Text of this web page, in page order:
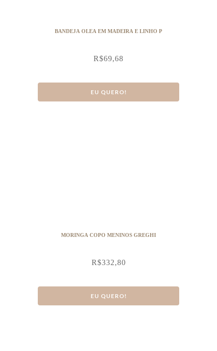
BANDEJA OLEA EM MADEIRA E LINHO P
R$69,68
EU QUERO!
MORINGA COPO MENINOS GREGHI
R$332,80
EU QUERO!